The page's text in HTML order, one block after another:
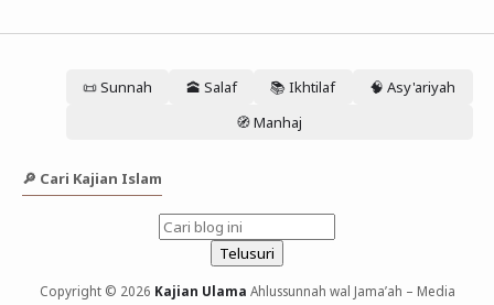
📜 Sunnah 🕋 Salaf 📚 Ikhtilaf
🧠 Asy'ariyah
🧭 Manhaj
🔎 Cari Kajian Islam
Copyright © 2026 Kajian Ulama Ahlussunnah wal Jama’ah – Media